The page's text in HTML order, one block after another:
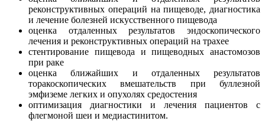
реконструктивных операций на пищеводе, диагностика
и лечение болезней искусственного пищевода
оценка отдаленных результатов эндоскопического
лечения и реконструктивных операций на трахее
стентирование пищевода и пищеводных анастомозов
при раке
оценка ближайших и отдаленных результатов
торакоскопических вмешательств при буллезной
эмфиземе легких и опухолях средостения
оптимизация диагностики и лечения пациентов с
флегмоной шеи и медиастинитом.